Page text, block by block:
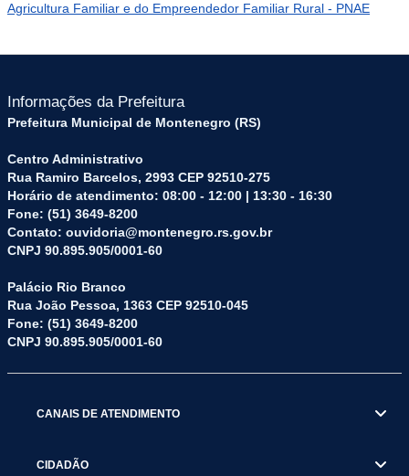
Agricultura Familiar e do Empreendedor Familiar Rural - PNAE
Informações da Prefeitura
Prefeitura Municipal de Montenegro (RS)
Centro Administrativo
Rua Ramiro Barcelos, 2993 CEP 92510-275
Horário de atendimento: 08:00 - 12:00 | 13:30 - 16:30
Fone: (51) 3649-8200
Contato: ouvidoria@montenegro.rs.gov.br
CNPJ 90.895.905/0001-60
Palácio Rio Branco
Rua João Pessoa, 1363 CEP 92510-045
Fone: (51) 3649-8200
CNPJ 90.895.905/0001-60
CANAIS DE ATENDIMENTO
CIDADÃO